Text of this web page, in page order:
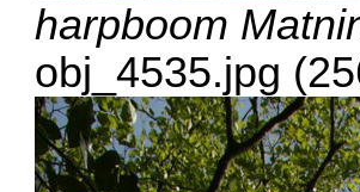
harpboom
obj_4535.jpg